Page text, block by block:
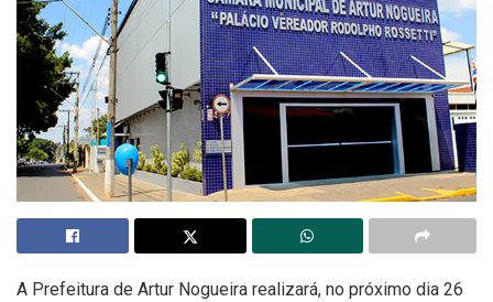
A Prefeitura de Artur Nogueira realizará, no próximo dia 26